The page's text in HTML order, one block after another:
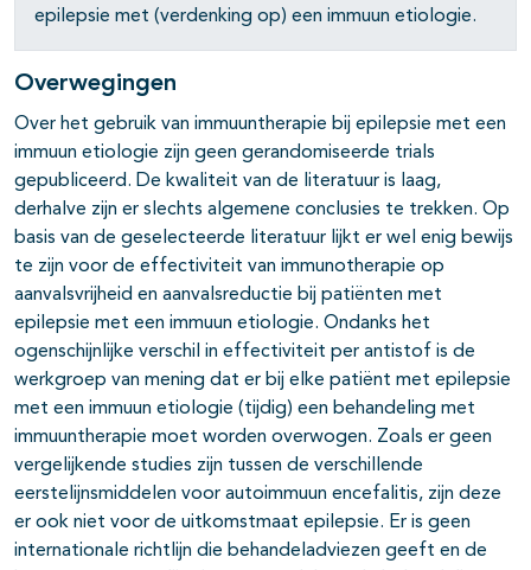
open- en dichtklappen
open- en dichtklappen
open- en dichtklappen
open- en dichtklappen
open- en dichtklappen
open- en dichtklappen
open- en dichtklappen
epilepsie met (verdenking op) een immuun etiologie.
Overwegingen
Over het gebruik van immuuntherapie bij epilepsie met een
immuun etiologie zijn geen gerandomiseerde trials
gepubliceerd. De kwaliteit van de literatuur is laag,
derhalve zijn er slechts algemene conclusies te trekken. Op
basis van de geselecteerde literatuur lijkt er wel enig bewijs
te zijn voor de effectiviteit van immunotherapie op
aanvalsvrijheid en aanvalsreductie bij patiënten met
epilepsie met een immuun etiologie. Ondanks het
ogenschijnlijke verschil in effectiviteit per antistof is de
werkgroep van mening dat er bij elke patiënt met epilepsie
met een immuun etiologie (tijdig) een behandeling met
immuuntherapie moet worden overwogen. Zoals er geen
vergelijkende studies zijn tussen de verschillende
eerstelijnsmiddelen voor autoimmuun encefalitis, zijn deze
er ook niet voor de uitkomstmaat epilepsie. Er is geen
internationale richtlijn die behandeladviezen geeft en de